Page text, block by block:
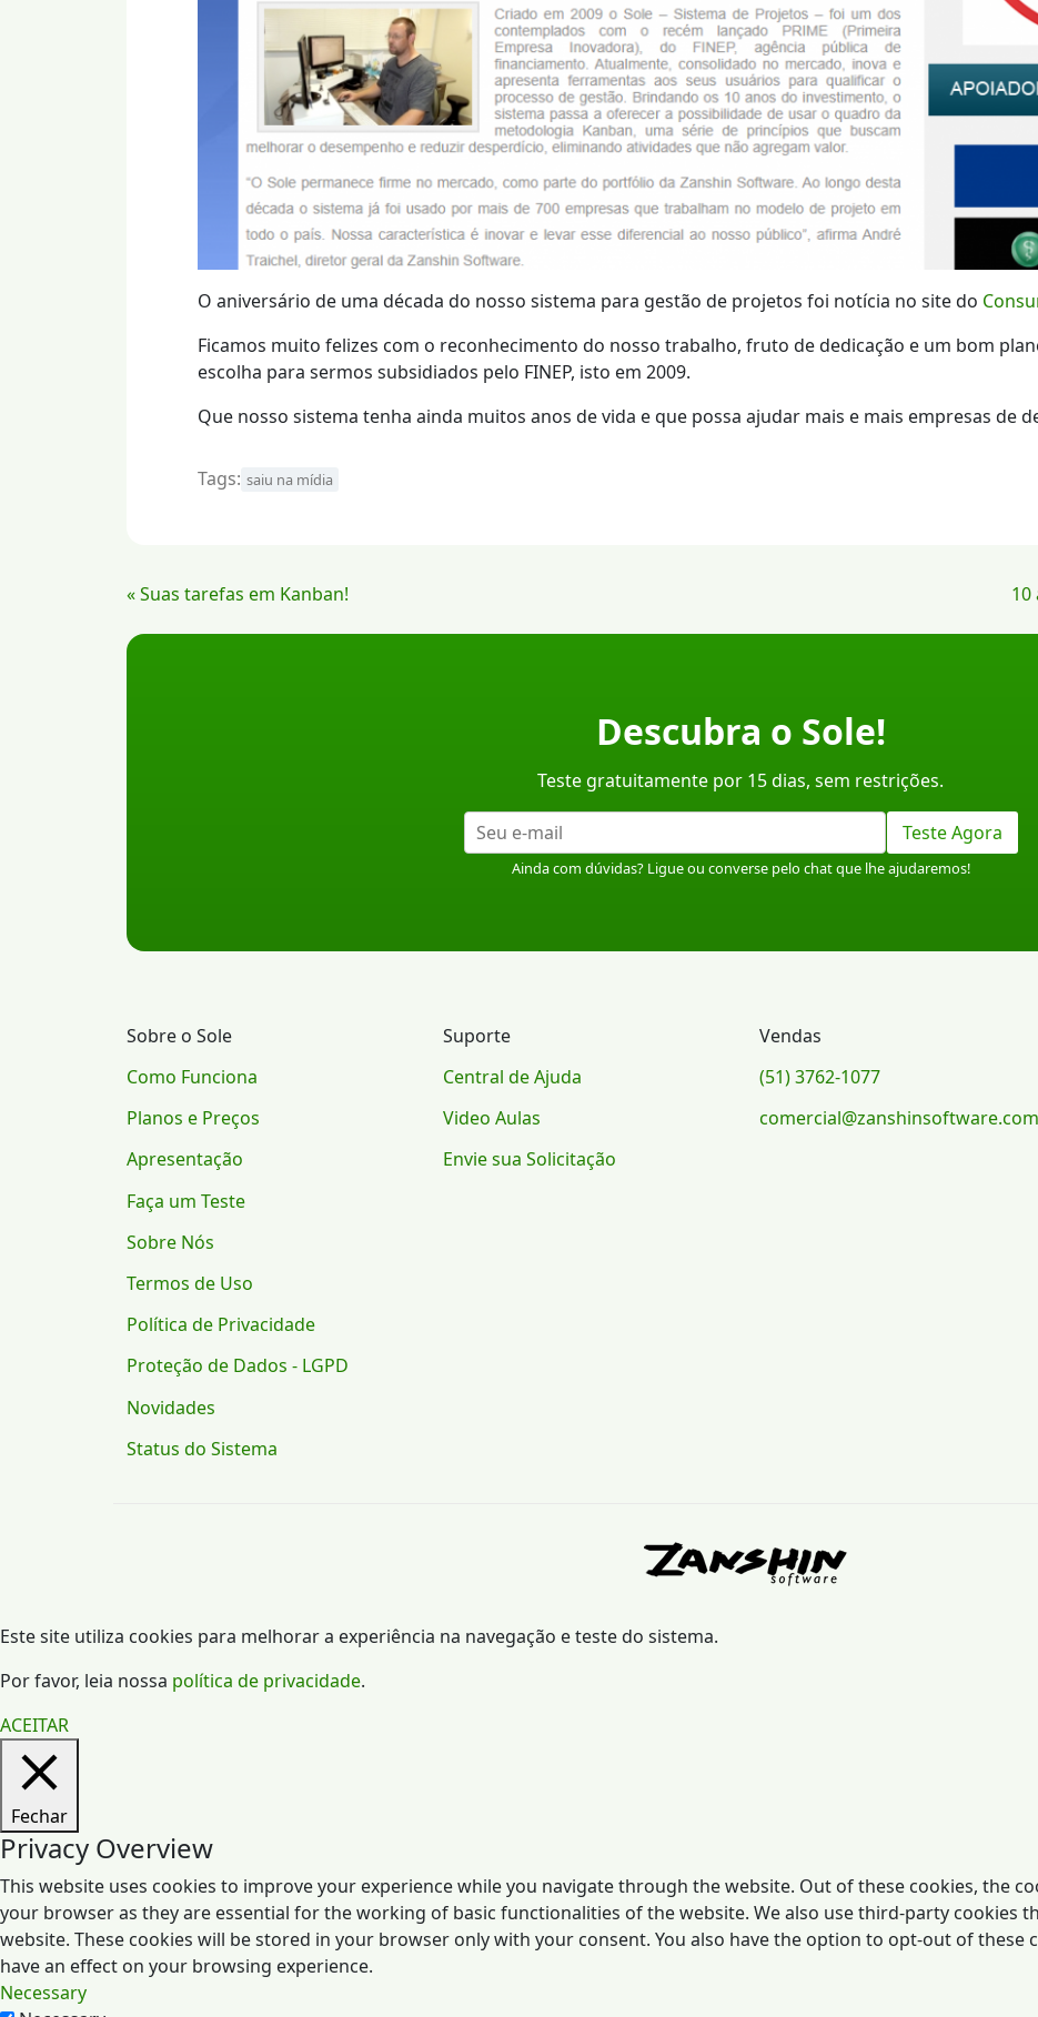
O aniversário de uma década do nosso sistema para gestão de projetos foi notícia no site do
Ficamos muito felizes com o reconhecimento do nosso trabalho, fruto de dedicação e um bom
escolha para sermos subsidiados pelo FINEP, isto em 2009.
Que nosso sistema tenha ainda muitos anos de vida e que possa ajudar mais e mais empresas de
Tags: saiu na mídia
Continue
« Suas tarefas em Kanban! 10
Descubra o Sole!
Teste gratuitamente por 15 dias, sem restrições.
Teste Agora
Ainda com dúvidas? Ligue ou converse pelo chat que lhe ajudaremos!
Sobre o Sole
Como Funciona
Planos e Preços
Apresentação
Faça um Teste
Sobre Nós
Termos de Uso
Política de Privacidade
Proteção de Dados - LGPD
Novidades
Status do Sistema
Suporte
Central de Ajuda
Video Aulas
Envie sua Solicitação
Vendas
(51) 3762-1077
comercial@zanshinsoftware.com
Este site utiliza cookies para melhorar a experiência na navegação e teste do sistema.
Por favor, leia nossa política de privacidade.
ACEITAR
Fechar
Privacy Overview
This website uses cookies to improve your experience while you navigate through the website. Out of these cookies, the
your browser as they are essential for the working of basic functionalities of the website. We also use third-party cookies
website. These cookies will be stored in your browser only with your consent. You also have the option to opt-out of
have an effect on your browsing experience.
Necessary